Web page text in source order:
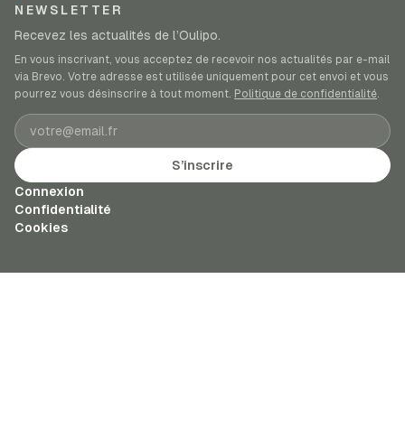
NEWSLETTER
Recevez les actualités de l’Oulipo.
En vous inscrivant, vous acceptez de recevoir nos actualités par e-mail
via Brevo. Votre adresse est utilisée uniquement pour cet envoi et vous
pourrez vous désinscrire à tout moment. Politique de confidentialité.
Adresse e-mail
S’inscrire
Connexion
Confidentialité
Cookies